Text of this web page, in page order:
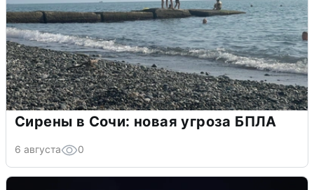
Сирены в Сочи: новая угроза БПЛА
6 августа 0